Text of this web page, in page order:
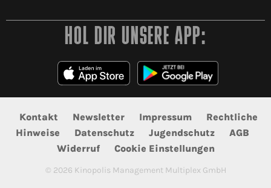
HOL DIR UNSERE APP:
Kontakt Newsletter Impressum
Rechtliche
Hinweise
Datenschutz Jugendschutz
AGB
Widerruf
Cookie Einstellungen
© 2026 Kinopolis Management Multiplex GmbH